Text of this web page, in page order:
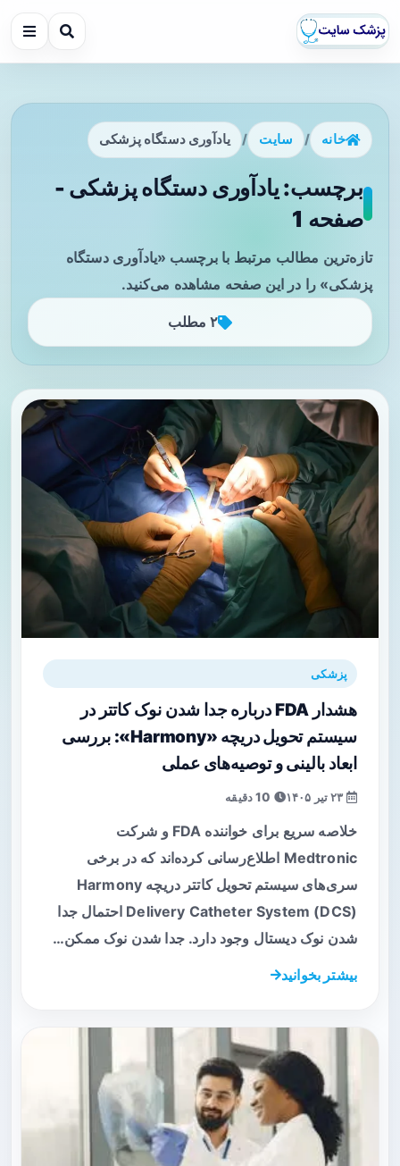
خانه / سایت / یادآوری دستگاه پزشکی
برچسب: یادآوری دستگاه پزشکی -
صفحه 1
تازه‌ترین مطالب مرتبط با برچسب «یادآوری دستگاه
پزشکی» را در این صفحه مشاهده می‌کنید.
۲ مطلب
پزشکی
هشدار FDA درباره جدا شدن نوک کاتتر در
سیستم تحویل دریچه «Harmony»: بررسی
ابعاد بالینی و توصیه‌های عملی
خلاصه سریع برای خواننده FDA و شرکت
Medtronic اطلاع‌رسانی کرده‌اند که در برخی
سری‌های سیستم تحویل کاتتر دریچه Harmony
Delivery Catheter System (DCS) احتمال جدا
شدن نوک دیستال وجود دارد. جدا شدن نوک ممکن…
بیشتر بخوانید